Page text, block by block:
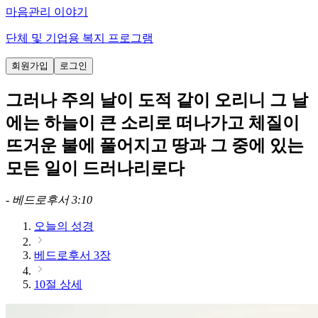
마음관리 이야기
단체 및 기업용 복지 프로그램
회원가입 로그인
그러나 주의 날이 도적 같이 오리니 그 날
에는 하늘이 큰 소리로 떠나가고 체질이
뜨거운 불에 풀어지고 땅과 그 중에 있는
모든 일이 드러나리로다
- 베드로후서 3:10
오늘의 성경
베드로후서 3장
10절 상세